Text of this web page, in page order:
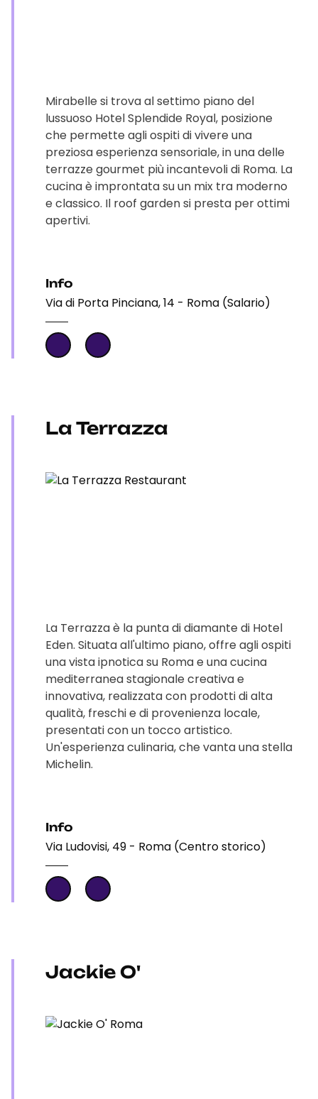
Mirabelle si trova al settimo piano del
lussuoso Hotel Splendide Royal, posizione
che permette agli ospiti di vivere una
preziosa esperienza sensoriale, in una delle
terrazze gourmet più incantevoli di Roma. La
cucina è improntata su un mix tra moderno
e classico. Il roof garden si presta per ottimi
apertivi.
Info
Via di Porta Pinciana, 14 - Roma (Salario)
La Terrazza
La Terrazza è la punta di diamante di Hotel
Eden. Situata all'ultimo piano, offre agli ospiti
una vista ipnotica su Roma e una cucina
mediterranea stagionale creativa e
innovativa, realizzata con prodotti di alta
qualità, freschi e di provenienza locale,
presentati con un tocco artistico.
Un'esperienza culinaria, che vanta una stella
Michelin.
Info
Via Ludovisi, 49 - Roma (Centro storico)
Jackie O'